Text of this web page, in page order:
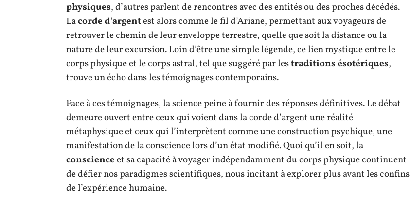
physiques, d’autres parlent de rencontres avec des entités ou des proches décédés.
Lacorde d’argentest alors comme le fil d’Ariane, permettant aux voyageurs de
retrouver le chemin de leur enveloppe terrestre, quelle que soit la distance ou la
nature de leur excursion. Loin d’être une simple légende, ce lien mystique entre le
corps physique et le corps astral, tel que suggéré par lestraditions ésotériques,
trouve un écho dans les témoignages contemporains.
Face à ces témoignages, la science peine à fournir des réponses définitives. Le débat
demeure ouvert entre ceux qui voient dans la corde d’argent une réalité
métaphysique et ceux qui l’interprètent comme une construction psychique, une
manifestation de la conscience lors d’un état modifié. Quoi qu’il en soit, la
conscienceet sa capacité à voyager indépendamment du corps physique continuent
de défier nos paradigmes scientifiques, nous incitant à explorer plus avant les confins
de l’expérience humaine.